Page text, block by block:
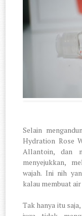
Selain
Hydration Rose
Allantoin, dan
menyejukkan,
wajah. Ini nih
kalau membuat
Tak hanya itu